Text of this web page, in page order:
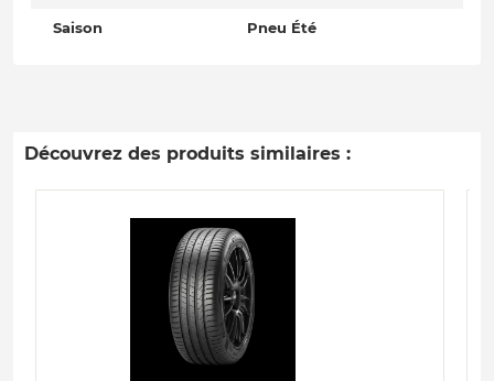
Saison Pneu Été
Découvrez des produits similaires :